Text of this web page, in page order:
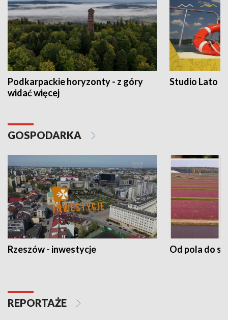
Podkarpackie horyzonty - z góry
widać więcej
Studio Lato
GOSPODARKA
Rzeszów - inwestycje Od pola do
REPORTAŻE